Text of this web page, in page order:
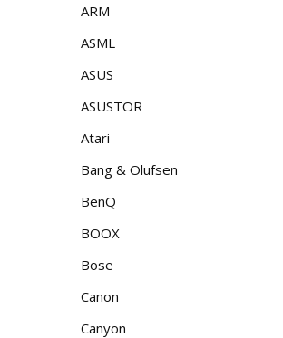
ARM
ASML
ASUS
ASUSTOR
Atari
Bang & Olufsen
BenQ
BOOX
Bose
Canon
Canyon